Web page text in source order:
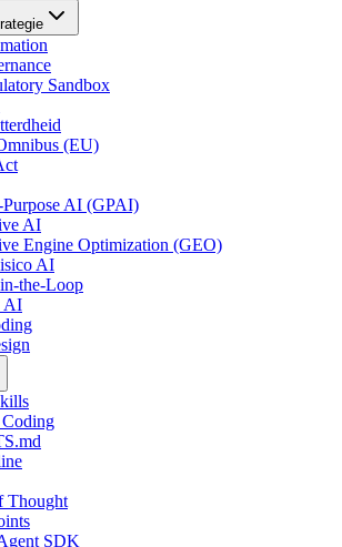
Sandbox
(EU)
Purpose AI (GPAI)
AI
Engine Optimization (GEO)
AI
the-Loop
AI
Thought
SDK